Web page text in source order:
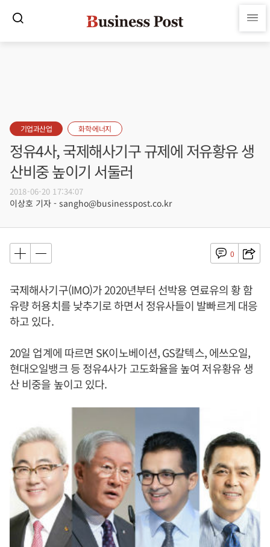
기업과산업 화학·에너지
정유4사, 국제해사기구 규제에 저유황유 생
산비중 높이기 서둘러
2018-06-20 17:34:07
이상호 기자 - sangho@businesspost.co.kr
0
국제해사기구(IMO)가 2020년부터 선박용 연료유의 황 함
유량 허용치를 낮추기로 하면서 정유사들이 발빠르게 대응
하고 있다.
20일 업계에 따르면 SK이노베이션, GS칼텍스, 에쓰오일,
현대오일뱅크 등 정유4사가 고도화율을 높여 저유황유 생
산 비중을 높이고 있다.